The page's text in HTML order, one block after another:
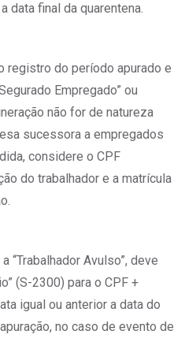
data final da quarentena.
registro do período apurado e
Empregado” ou
não for de natureza
sucessora a empregados
considere o CPF
do trabalhador e a matrícula
“Trabalhador Avulso”, deve
(S-2300) para o CPF +
igual ou anterior a data do
no caso de evento de